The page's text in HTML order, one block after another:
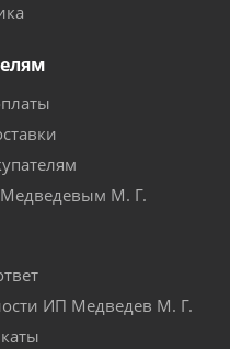
М. Г.
ИП Медведев М. Г.